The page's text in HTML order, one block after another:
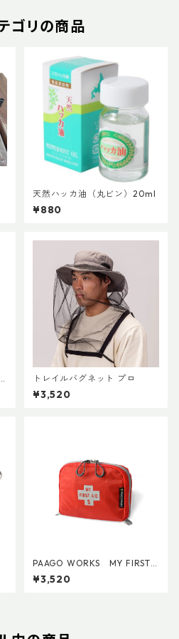
ゴリの商品
天然ハッカ油（丸ビン）20ml
¥880
トレイルバグネット プロ
¥3,520
PAAGO WORKS MY FIRST
AID S
¥3,520